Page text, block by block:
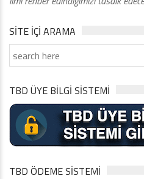
SITE IÇI ARAMA
TBD ÜYE BİLGİ SİSTEMİ
TBD ÖDEME SİSTEMİ